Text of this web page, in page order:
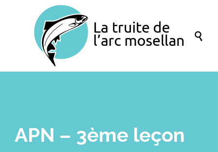

APN – 3ème leçon